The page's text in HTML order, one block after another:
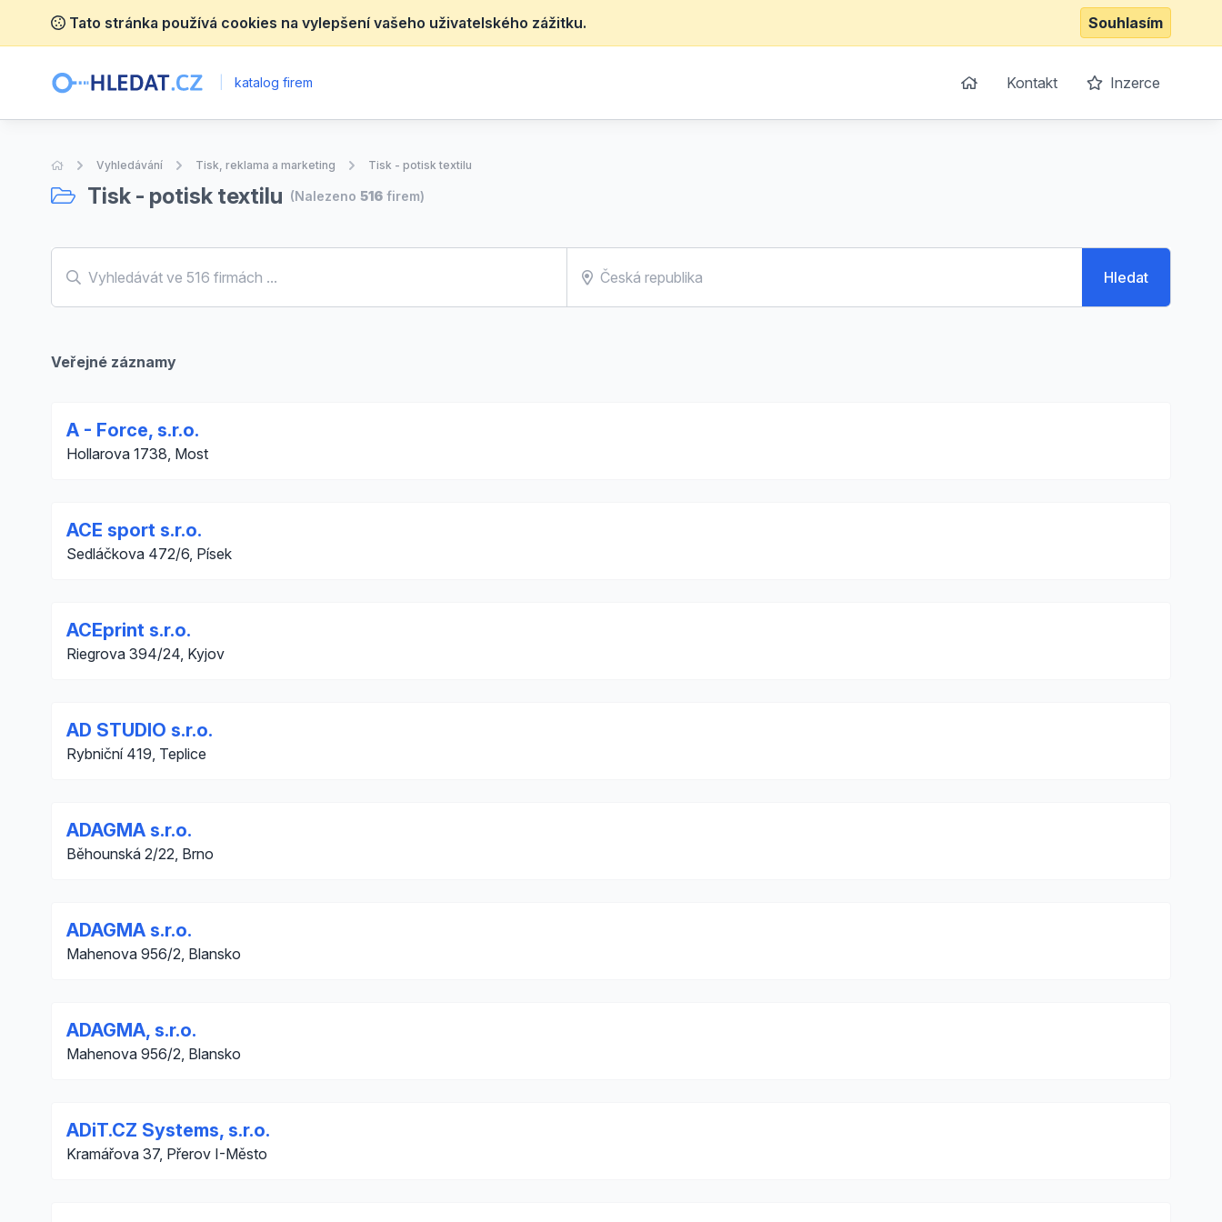
Tato stránka používá cookies na vylepšení vašeho uživatelského zážitku. Souhlasím
katalog firem Kontakt Inzerce
Úvodní stránka
Vyhledávání Tisk, reklama a marketing Tisk - potisk textilu
Tisk - potisk textilu (Nalezeno 516 firem)
Hledat
Veřejné záznamy
A - Force, s.r.o.
Hollarova 1738, Most
ACE sport s.r.o.
Sedláčkova 472/6, Písek
ACEprint s.r.o.
Riegrova 394/24, Kyjov
AD STUDIO s.r.o.
Rybniční 419, Teplice
ADAGMA s.r.o.
Běhounská 2/22, Brno
ADAGMA s.r.o.
Mahenova 956/2, Blansko
ADAGMA, s.r.o.
Mahenova 956/2, Blansko
ADiT.CZ Systems, s.r.o.
Kramářova 37, Přerov I-Město